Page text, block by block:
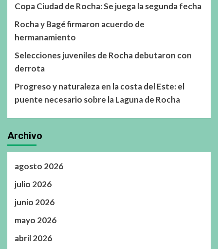
Copa Ciudad de Rocha: Se juega la segunda fecha
Rocha y Bagé firmaron acuerdo de
hermanamiento
Selecciones juveniles de Rocha debutaron con
derrota
Progreso y naturaleza en la costa del Este: el
puente necesario sobre la Laguna de Rocha
Archivo
agosto 2026
julio 2026
junio 2026
mayo 2026
abril 2026